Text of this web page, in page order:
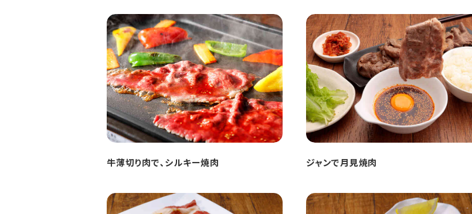
牛薄切り肉で､シルキー焼肉 ジャンで月見焼肉